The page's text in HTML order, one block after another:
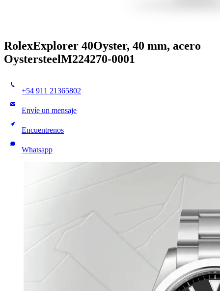
RolexExplorer 40Oyster, 40 mm, acero
OystersteelM224270-0001
+54 911 21365802
Envíe un mensaje
Encuentrenos
Whatsapp